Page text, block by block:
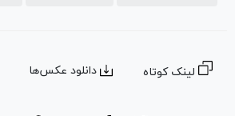
لینک کوتاه دانلود عکس‌ها